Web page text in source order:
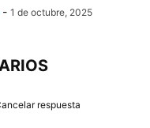
- 1 de octubre, 2025
respuesta